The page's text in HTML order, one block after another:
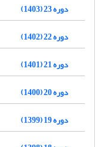
دوره 23 (1403)
دوره 22 (1402)
دوره 21 (1401)
دوره 20 (1400)
دوره 19 (1399)